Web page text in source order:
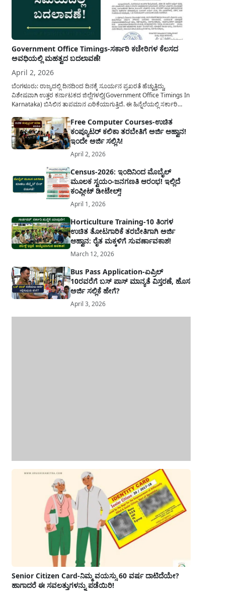
Government Office Timings-ಸರ್ಕಾರಿ ಕಚೇರಿಗಳ ಕೆಲಸದ
ಅವಧಿಯಲ್ಲಿ ಮಹತ್ವದ ಬದಲಾವಣೆ!
April 2, 2026
ಬೆಂಗಳೂರು: ರಾಜ್ಯದಲ್ಲಿ ದಿನದಿಂದ ದಿನಕ್ಕೆ ಸೂರ್ಯನ ಪ್ರಖರತೆ ಹೆಚ್ಚುತ್ತಿದ್ದು,
ವಿಶೇಷವಾಗಿ ಉತ್ತರ ಕರ್ನಾಟಕದ ಜಿಲ್ಲೆಗಳಲ್ಲಿ(Government Office Timings In
Karnataka) ಬಿಸಿಲಿನ ತಾಪಮಾನ ಏರಿಕೆಯಾಗುತ್ತಿದೆ. ಈ ಹಿನ್ನೆಲೆಯಲ್ಲಿ ಸರ್ಕಾರಿ
ಸರ್ಕಾರವು ಮಹತ್ವದ ನಿರ್ಧಾರವೊಂದನ್ನು ಕೈಗೊಂಡಿದೆ. ಕಿತ್ತೂರು ಕರ್ನಾಟಕ ಮತ್ತು
ಕಲ್ಯಾಣ ಕರ್ನಾಟಕದ ಒಟ್ಟು 9 ಜಿಲ್ಲೆಗಳಲ್ಲಿ ಏಪ್ರಿಲ್...
Free Computer Courses-ಉಚಿತ
ಕಂಪ್ಯೂಟರ್ ಕಲಿಕಾ ತರಬೇತಿಗೆ ಅರ್ಜಿ ಆಹ್ವಾನ!
ಇಂದೇ ಅರ್ಜಿ ಸಲ್ಲಿಸಿ!
April 2, 2026
Census-2026: ಇಂದಿನಿಂದ ಮೊಬೈಲ್
ಮೂಲಕ ಸ್ವಯಂ-ಜನಗಣತಿ ಆರಂಭ! ಇಲ್ಲಿದೆ
ಕಂಪ್ಲೀಟ್ ಡೀಟೇಲ್ಸ್!
April 1, 2026
Horticulture Training-10 ತಿಂಗಳ
ಉಚಿತ ತೋಟಗಾರಿಕೆ ತರಬೇತಿಗಾಗಿ ಅರ್ಜಿ
ಆಹ್ವಾನ: ರೈತ ಮಕ್ಕಳಿಗೆ ಸುವರ್ಣಾವಕಾಶ!
March 12, 2026
Bus Pass Application-ಏಪ್ರಿಲ್
10ರವರೆಗೆ ಬಸ್ ಪಾಸ್ ಮಾನ್ಯತೆ ವಿಸ್ತರಣೆ, ಹೊಸ
ಅರ್ಜಿ ಸಲ್ಲಿಕೆ ಹೇಗೆ?
April 3, 2026
Senior Citizen Card-ನಿಮ್ಮ ವಯಸ್ಸು 60 ವರ್ಷ ದಾಟಿದೆಯೇ?
ಹಾಗಾದರೆ ಈ ಸವಲತ್ತುಗಳನ್ನು ಪಡೆಯಿರಿ!